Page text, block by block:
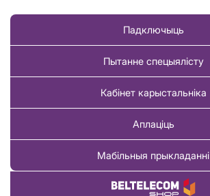
Падключыць
Пытанне спецыялісту
Кабінет карыстальніка
Аплаціць
Мабільныя прыкладанні
Купіць тавар